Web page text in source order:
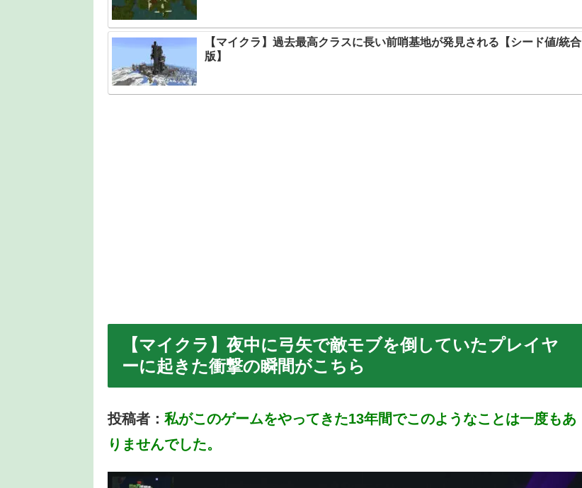
【マイクラ】過去最高クラスに長い前哨基地が発見される【シード値/統合
版】
【マイクラ】夜中に弓矢で敵モブを倒していたプレイヤ
ーに起きた衝撃の瞬間がこちら
投稿者： 私がこのゲームをやってきた13年間でこのようなことは一度もあ
りませんでした。